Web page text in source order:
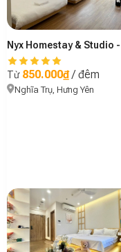
Từ 850.000₫/ đêm
Nghĩa Trụ, Hưng Yên